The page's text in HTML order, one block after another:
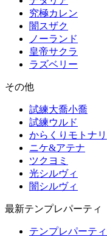
究極カレン
闇スザク
ノーランド
皇帝サクラ
ラズベリー
その他
試練大喬小喬
試練ウルド
からくりモトナリ
ニケ&アテナ
ツクヨミ
光シルヴィ
闇シルヴィ
最新テンプレパーティ
テンプレパーテ